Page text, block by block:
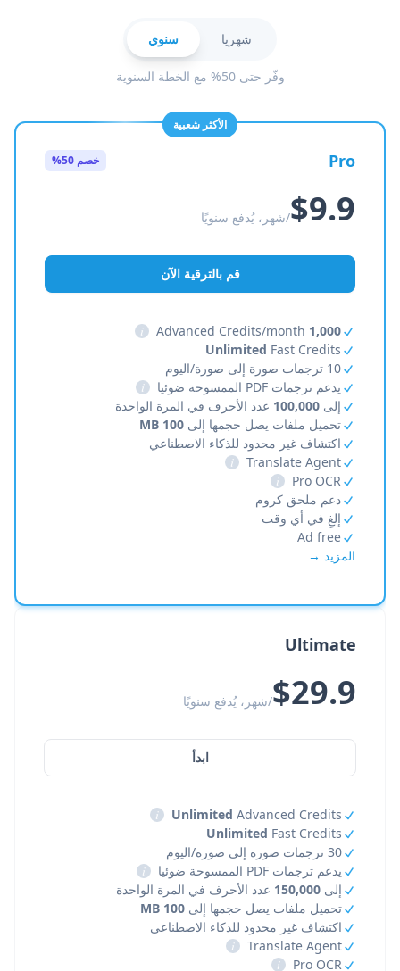
شهريا سنوي
وفّر حتى 50% مع الخطة السنوية
الأكثر شعبية
Pro خصم 50%
$9.9/شهر، يُدفع سنويًا
قم بالترقية الآن
1,000
i
Unlimited Fast Credits
10 ترجمات صورة إلى صورة/اليوم
يدعم ترجمات PDF الممسوحة ضوئيا
i
إلى 100,000 عدد الأحرف في المرة الواحدة
تحميل ملفات يصل حجمها إلى 100 MB
اكتشاف غير محدود للذكاء الاصطناعي
Translate Agent
i
Pro OCR
i
دعم ملحق كروم
إلغِ في أي وقت
Ad free
المزيد →
Ultimate
$29.9/شهر، يُدفع سنويًا
ابدأ
Unlimited Advanced Credits
i
Unlimited Fast Credits
30 ترجمات صورة إلى صورة/اليوم
يدعم ترجمات PDF الممسوحة ضوئيا
i
إلى 150,000 عدد الأحرف في المرة الواحدة
تحميل ملفات يصل حجمها إلى 100 MB
اكتشاف غير محدود للذكاء الاصطناعي
Translate Agent
i
Pro OCR
i